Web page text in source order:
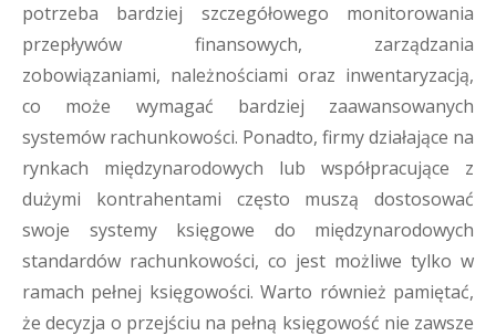
potrzeba bardziej szczegółowego monitorowania
przepływów finansowych, zarządzania
zobowiązaniami, należnościami oraz inwentaryzacją,
co może wymagać bardziej zaawansowanych
systemów rachunkowości. Ponadto, firmy działające na
rynkach międzynarodowych lub współpracujące z
dużymi kontrahentami często muszą dostosować
swoje systemy księgowe do międzynarodowych
standardów rachunkowości, co jest możliwe tylko w
ramach pełnej księgowości. Warto również pamiętać,
że decyzja o przejściu na pełną księgowość nie zawsze